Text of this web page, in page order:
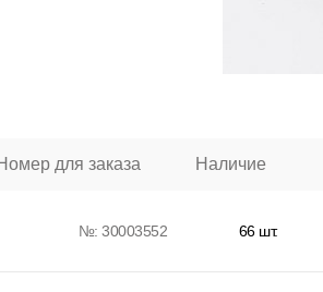
для заказа Наличие
№: 30003552 66 шт.